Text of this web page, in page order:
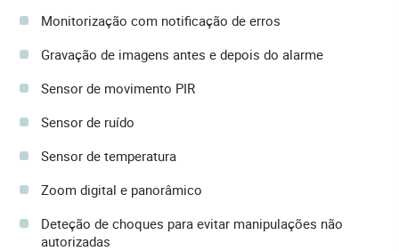
Monitorização com notificação de erros
Gravação de imagens antes e depois do alarme
Sensor de movimento PIR
Sensor de ruído
Sensor de temperatura
Zoom digital e panorâmico
Deteção de choques para evitar manipulações não
autorizadas